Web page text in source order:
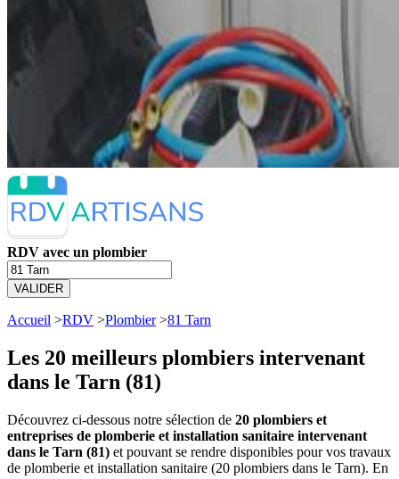
RDV avec un plombier
VALIDER
Accueil >RDV >Plombier>81 Tarn
Les 20 meilleurs plombiers intervenant
dans le Tarn (81)
Découvrez ci-dessous notre sélection de 20 plombiers et
entreprises de plomberie et installation sanitaire intervenant
dans le Tarn (81) et pouvant se rendre disponibles pour vos travaux
de plomberie et installation sanitaire (20 plombiers dans le Tarn). En